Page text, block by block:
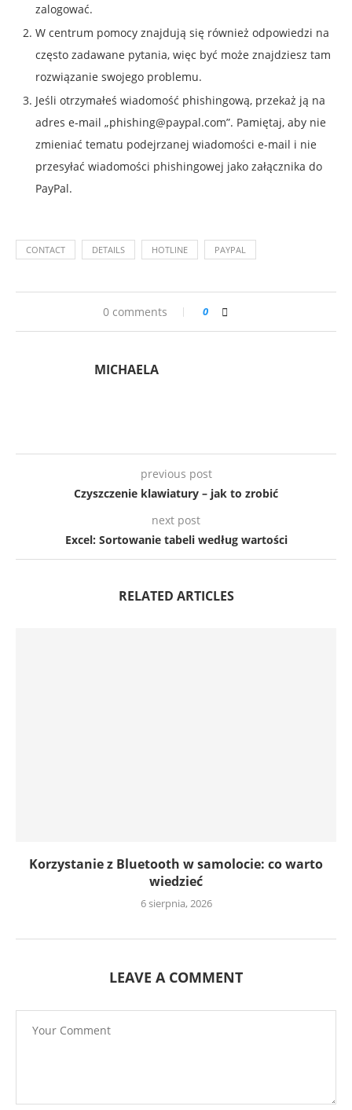
zalogować.
W centrum pomocy znajdują się również odpowiedzi na
często zadawane pytania, więc być może znajdziesz tam
rozwiązanie swojego problemu.
Jeśli otrzymałeś wiadomość phishingową, przekaż ją na
adres e-mail „phishing@paypal.com”. Pamiętaj, aby nie
zmieniać tematu podejrzanej wiadomości e-mail i nie
przesyłać wiadomości phishingowej jako załącznika do
PayPal.
CONTACT DETAILS HOTLINE PAYPAL
0 comments 0
MICHAELA
previous post
Czyszczenie klawiatury – jak to zrobić
next post
Excel: Sortowanie tabeli według wartości
RELATED ARTICLES
Korzystanie z Bluetooth w samolocie: co warto
wiedzieć
6 sierpnia, 2026
LEAVE A COMMENT